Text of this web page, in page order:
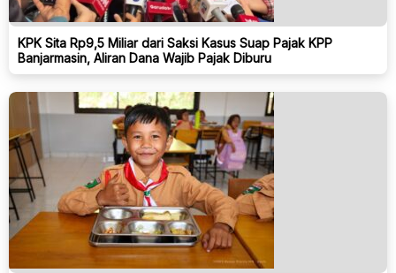
KPK Sita Rp9,5 Miliar dari Saksi Kasus Suap Pajak KPP
Banjarmasin, Aliran Dana Wajib Pajak Diburu